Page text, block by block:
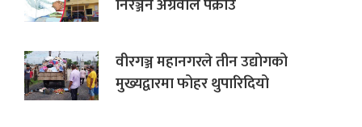
निरञ्जन अग्रवाल पक्राउ
वीरगञ्ज महानगरले तीन उद्योगको
मुख्यद्वारमा फोहर थुपारिदियो